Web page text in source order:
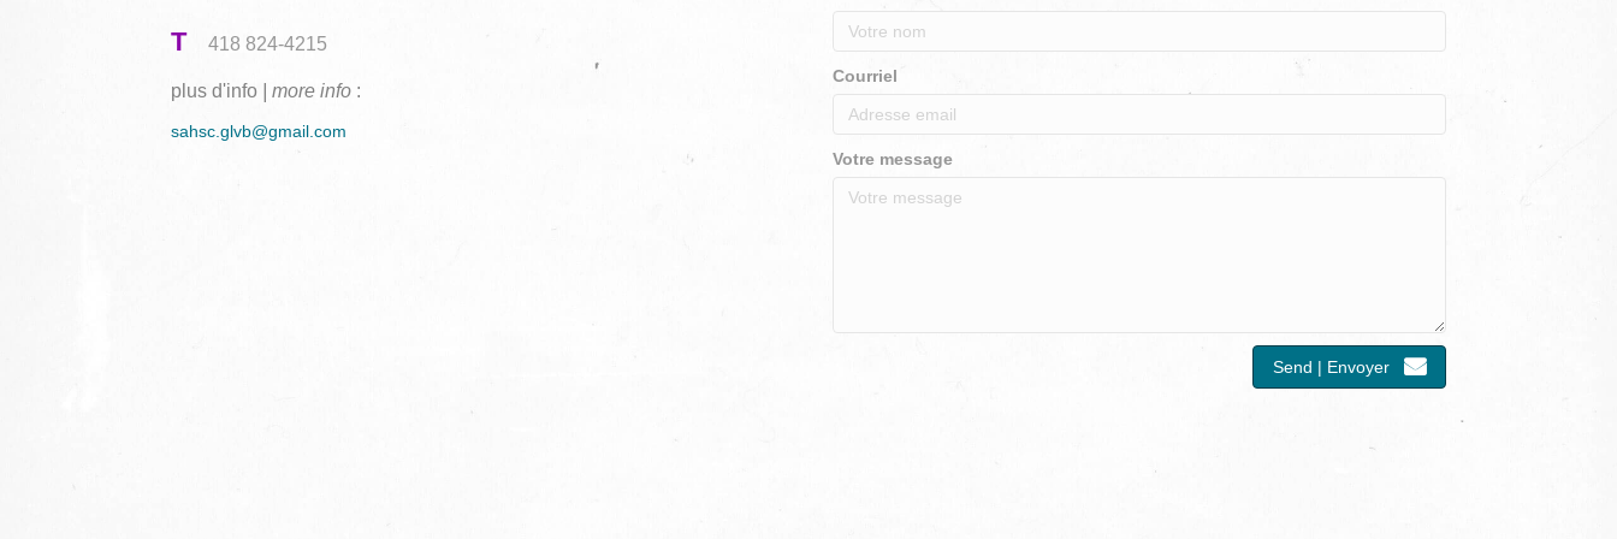
T 418 824-4215
plus d'info | more info :
sahsc.glvb@gmail.com
Courriel
Votre message
Send | Envoyer